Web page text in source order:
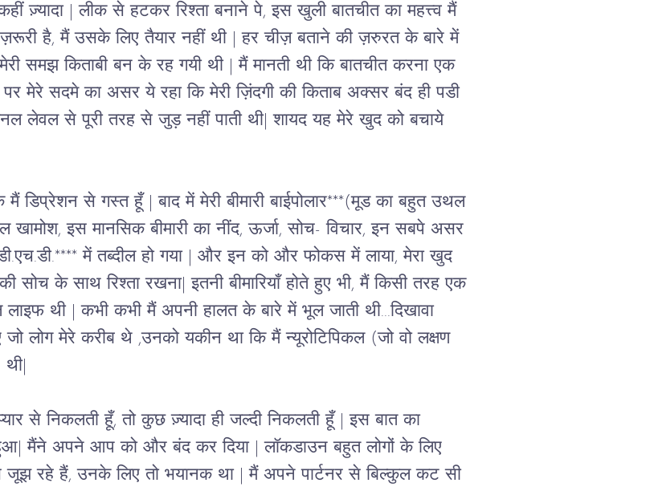
ज़्यादा
लीक से हटकर रिश्ता बनाने पे, इस खुली बातचीत का महत्त्व मैं
है, मैं उसके लिए तैयार नहीं थी | हर चीज़ बताने की ज़रुरत के बारे में
समझ किताबी बन के रह गयी थी मैं मानती थी कि बातचीत करना एक
| पर मेरे सदमे का असर ये रहा कि मेरी ज़िंदगी की किताब अक्सर बंद ही पडी
लेवल से पूरी तरह से जुड़ नहीं पाती थी| शायद यह मेरे खुद को बचाये
मैं डिप्रेशन से गस्त हूँ | बाद में मेरी बीमारी बाईपोलार***(मूड का बहुत उथल
खामोश, इस मानसिक बीमारी का नींद, ऊर्जा, सोच- विचार, इन सबपे असर
में तब्दील हो गया
और इन को और फोकस में लाया, मेरा खुद
सोच के साथ रिश्ता रखना| इतनी बीमारियाँ होते हुए भी, मैं किसी तरह एक
लाइफ थी | कभी कभी मैं अपनी हालत के बारे में भूल जाती थी...दिखावा
जो लोग मेरे करीब थे ,उनको यकीन था कि मैं न्यूरोटिपिकल (जो वो लक्षण
थी|
से निकलती हूँ, तो कुछ ज़्यादा ही जल्दी निकलती हूँ | इस बात का
| मैंने अपने आप को और बंद कर दिया | लॉकडाउन बहुत लोगों के लिए
जूझ रहे हैं, उनके लिए तो भयानक था | मैं अपने पार्टनर से बिल्कुल कट सी